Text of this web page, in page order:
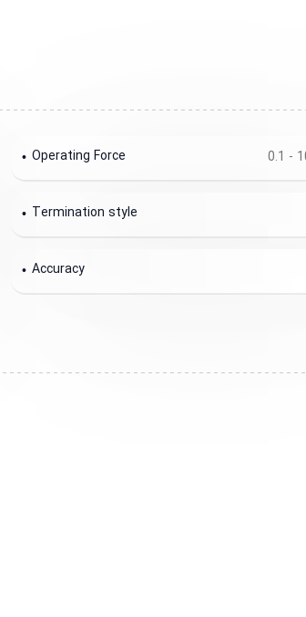
0.1 -
Operating Force
Termination style
Accuracy